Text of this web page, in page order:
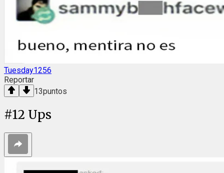
Tuesday1256
Reportar
13puntos
#12 Ups